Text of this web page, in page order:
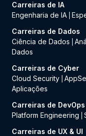
Carreiras de IA
Engenharia de IA
Carreiras de Dados
Ciência de Dados
Dados
Carreiras de Cyber
Cloud Security
Aplicações
Carreiras de
Platform Engineering
Carreiras de UX & UI